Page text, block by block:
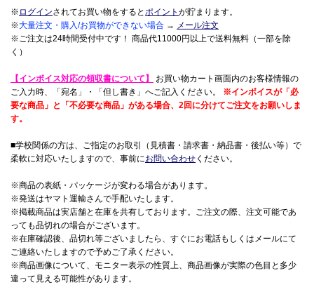
※ ログインされてお買い物をするとポイント が貯まります。
※大量注文・購入/お買物ができない場合 → メール注文
※ご注文は24時間受付中です！ 商品代11000円以上で送料無料（一部を除
く）
【インボイス対応の領収書について】
お買い物カート画面内のお客様情報の
ご入力時、「宛名」・「但し書き」へご記入ください。 ※インボイスが「必
要な商品」と「不必要な商品」がある場合、2回に分けてご注文をお願いしま
す。
■学校関係の方は、ご指定のお取引（見積書・請求書・納品書・後払い等）で
柔軟に対応いたしますので、事前にお問い合わせ ください。
※商品の表紙・パッケージが変わる場合があります。
※発送はヤマト運輸さんで手配いたします。
※掲載商品は実店舗と在庫を共有しております。ご注文の際、注文可能であ
っても品切れの場合がございます。
※在庫確認後、品切れ等ございましたら、すぐにお電話もしくはメールにて
ご連絡いたしますので予めご了承ください。
※商品画像について、モニター表示の性質上、商品画像が実際の色目と多少
違って見える可能性があります。